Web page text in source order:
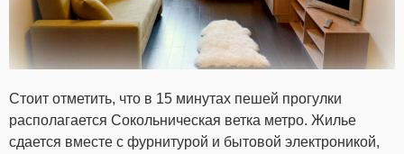
Стоит отметить, что в 15 минутах пешей прогулки
располагается Сокольническая ветка метро. Жилье
сдается вместе с фурнитурой и бытовой электроникой,